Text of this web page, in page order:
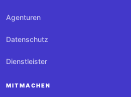
Agenturen
Datenschutz
Dienstleister
MITMACHEN